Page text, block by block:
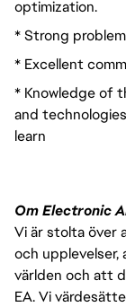
optimization.
* Strong
* Excellent
* Knowledge of
and
learn
Om Electronic
Vi är stolta över
och
världen och att
EA. Vi